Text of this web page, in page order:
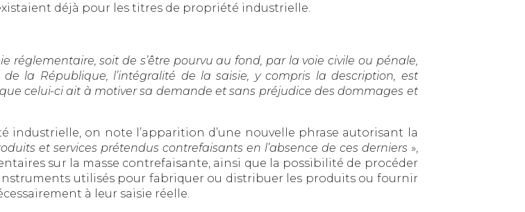
déjà pour les titres de propriété industrielle.
réglementaire, soit de s’être pourvu au fond, par la voie civile ou pénale,
la République, l’intégralité de la saisie, y compris la description, est
celui-ci ait à motiver sa demande et sans préjudice des dommages et
industrielle, on note l’apparition d’une nouvelle phrase autorisant la
et services prétendus contrefaisants en l’absence de ces derniers »,
sur la masse contrefaisante, ainsi que la possibilité de procéder
utilisés pour fabriquer ou distribuer les produits ou fournir
à leur saisie réelle.